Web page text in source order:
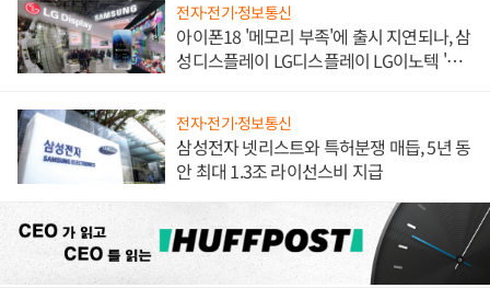
전자·전기·정보통신
아이폰18 '메모리 부족'에 출시 지연되나, 삼
성디스플레이 LG디스플레이 LG이노텍 '탈
전자·전기·정보통신
삼성전자 넷리스트와 특허분쟁 매듭, 5년 동
안 최대 1.3조 라이선스비 지급